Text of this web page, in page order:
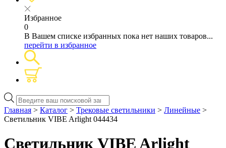
Избранное
0
В Вашем списке избранных пока нет наших товаров...
перейти в избранное
Поиск
товаров
Главная > Каталог > Трековые светильники > Линейные >
Светильник VIBE Arlight 044434
Светильник VIBE Arlight